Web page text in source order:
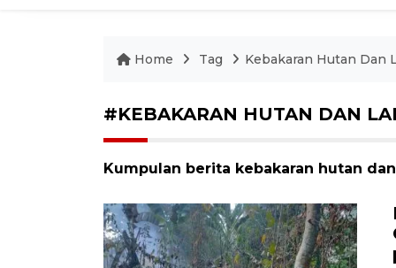
Home Tag Kebakaran Hutan Dan
#KEBAKARAN HUTAN DAN
Kumpulan berita kebakaran hutan